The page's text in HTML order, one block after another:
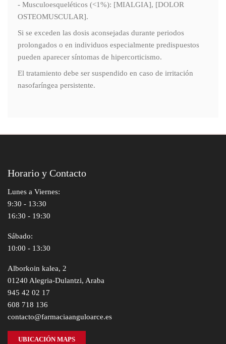
- Musculoesqueléticos (<1%): [MIALGIA], [DOLOR
OSTEOMUSCULAR].
Si se exceden las dosis aconsejadas durante periodos
prolongados o en individuos especialmente predispuestos
pueden aparecer síntomas de hipercorticismo.
El tratamiento debe ser suspendido en caso de irritación
nasofaríngea persistente.
Horario y Contacto
Lunes a Viernes:
9:30 - 13:30
16:30 - 19:30
Sábado:
10:00 - 13:30
Alborkoin kalea, 2
01240 Alegria-Dulantzi, Araba
945 42 02 17
608 718 136
contacto@farmaciaanguloarce.es
UBICACIÓN MAPS